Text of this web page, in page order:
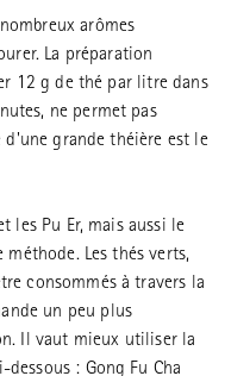
arômes
La préparation
12 g de thé par litre dans
ne permet pas
grande théière est le
les Pu Er, mais aussi le
Les thés verts,
consommés à travers la
un peu plus
Il vaut mieux utiliser la
: Gong Fu Cha